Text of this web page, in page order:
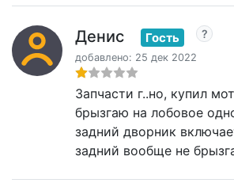
Денис Гость
добавлено: 25 дек 2022
Запчасти г..но, купил
брызгаю на лобовое
задний дворник
задний вообще не